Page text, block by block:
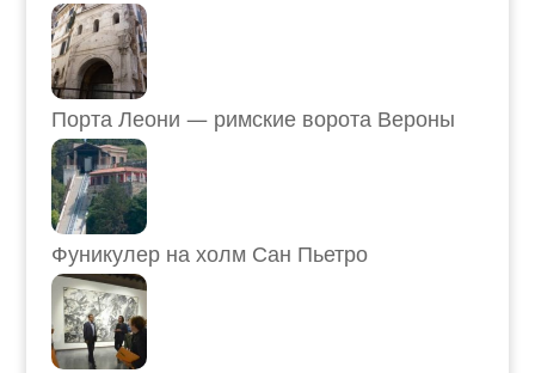
Порта Леони — римские ворота Вероны
Фуникулер на холм Сан Пьетро